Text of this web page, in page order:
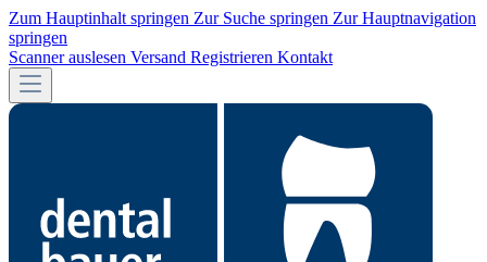
Zum Hauptinhalt springen Zur Suche springen Zur Hauptnavigation
springen
Scanner auslesen Versand Registrieren Kontakt